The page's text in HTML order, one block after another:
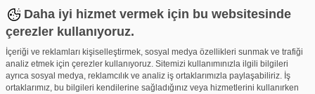
Daha iyi hizmet vermek için bu websitesinde
çerezler kullanıyoruz.
İçeriği ve reklamları kişiselleştirmek, sosyal medya özellikleri sunmak ve trafiği
analiz etmek için çerezler kullanıyoruz. Sitemizi kullanımınızla ilgili bilgileri
ayrıca sosyal medya, reklamcılık ve analiz iş ortaklarımızla paylaşabiliriz. İş
ortaklarımız, bu bilgileri kendilerine sağladığınız veya hizmetlerini kullanırken